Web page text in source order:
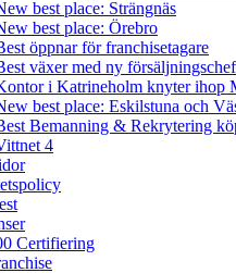
best place: Strängnäs
best place: Örebro
öppnar för franchisetagare
växer med ny försäljningschef
i Katrineholm knyter ihop
best place: Eskilstuna och
Bemanning & Rekrytering
4
Certifiering